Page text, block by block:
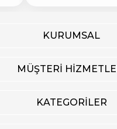
KURUMSAL
MÜŞTERİ
KATEGORİLER